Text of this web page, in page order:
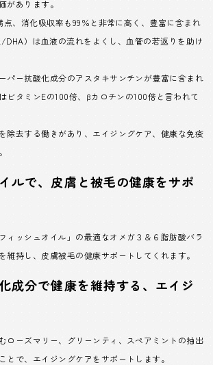
があります。
点、消化吸収率も99％と非常に高く、豊富に含まれ
DHA）は血液の流れをよくし、血管の若返りを助け
パー抗酸化成分のアスタキサンチンが豊富に含まれ
ビタミンEの100倍、βカロチンの100倍と言われて
除去する働きがあり、エイジングケア、健康な免疫
ルで、皮膚と被毛の健康をサポ
ィッシュオイル」の最適なオメガ３＆６脂肪酸バラ
維持し、皮膚被毛の健康サポートしてくれます。
成分で健康を維持する、エイジ
ローズマリー、グリーンティ、スペアミントの抽出
とで、エイジングケアをサポートします。